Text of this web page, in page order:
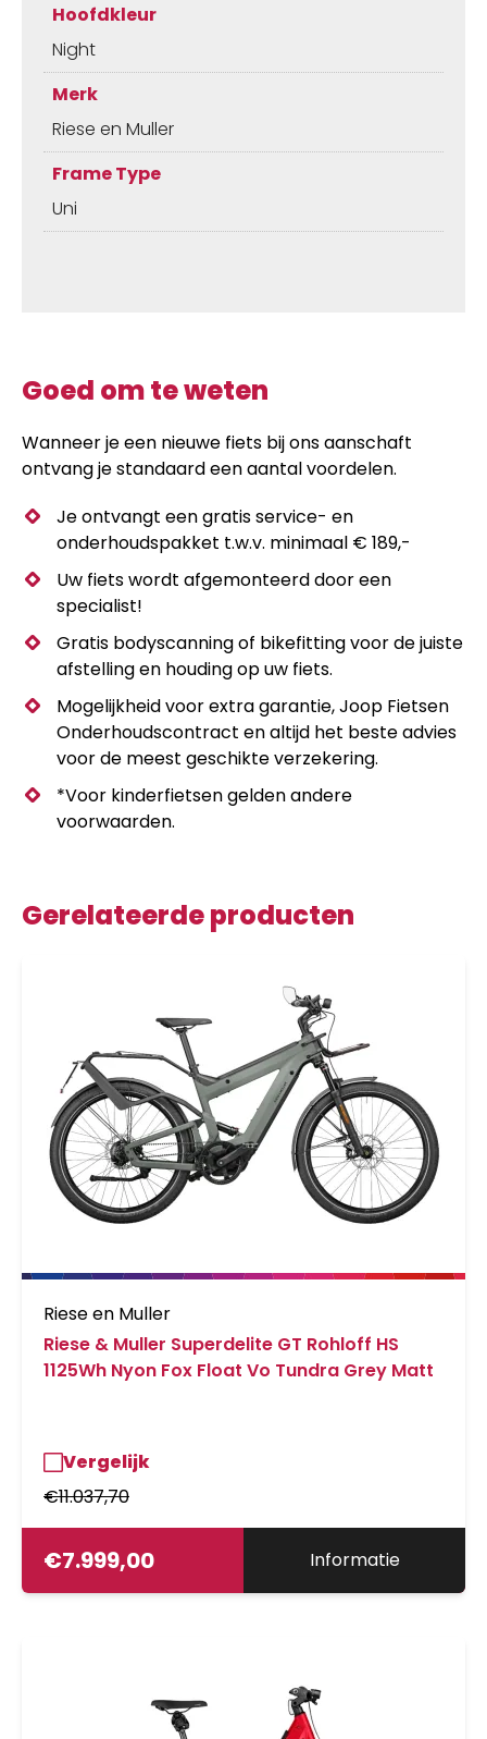
Hoofdkleur
Night
Merk
Riese en Muller
Frame Type
Uni
Goed om te weten
Wanneer je een nieuwe fiets bij ons aanschaft
ontvang je standaard een aantal voordelen.
Je ontvangt een gratis service- en
onderhoudspakket t.w.v. minimaal € 189,-
Uw fiets wordt afgemonteerd door een
specialist!
Gratis bodyscanning of bikefitting voor de juiste
afstelling en houding op uw fiets.
Mogelijkheid voor extra garantie, Joop Fietsen
Onderhoudscontract en altijd het beste advies
voor de meest geschikte verzekering.
*Voor kinderfietsen gelden andere
voorwaarden.
Gerelateerde producten
Riese en Muller
Riese & Muller Superdelite GT Rohloff HS
1125Wh Nyon Fox Float Vo Tundra Grey Matt
Vergelijk
€11.037,70
€7.999,00 Informatie